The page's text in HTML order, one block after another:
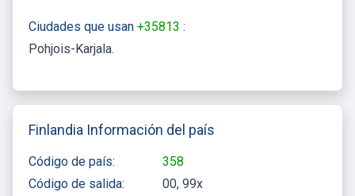
Ciudades que usan +35813 :
Pohjois-Karjala
Finlandia Información del país
Código de país:
358
Código de salida:
00, 99x